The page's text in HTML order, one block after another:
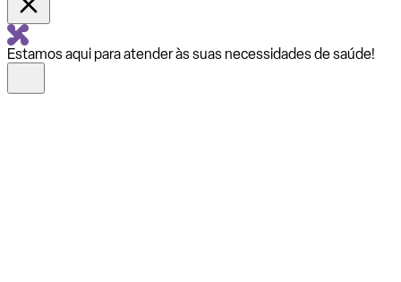
Estamos aqui para atender às suas necessidades de saúde!